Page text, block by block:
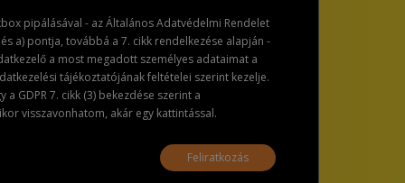
pipálásával - az Általános Adatvédelmi Rendelet
a) pontja, továbbá a 7. cikk rendelkezése alapján -
a most megadott személyes adataimat a
tájékoztatójának feltételei szerint kezelje.
a GDPR 7. cikk (3) bekezdése szerint a
visszavonhatom, akár egy kattintással.
Feliratkozás